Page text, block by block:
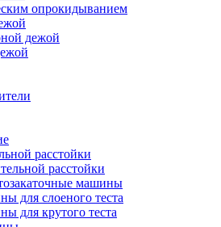
опрокидыванием
дежой
расстойки
расстойки
машины
для слоеного теста
для крутого теста